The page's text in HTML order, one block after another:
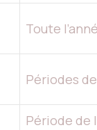
Toute
Périodes
Période de